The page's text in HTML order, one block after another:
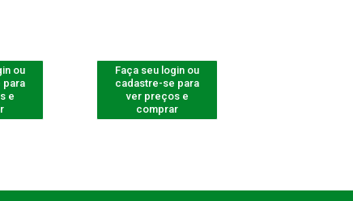
ou
para
e
Faça seu login ou
cadastre-se para
ver preços e
comprar